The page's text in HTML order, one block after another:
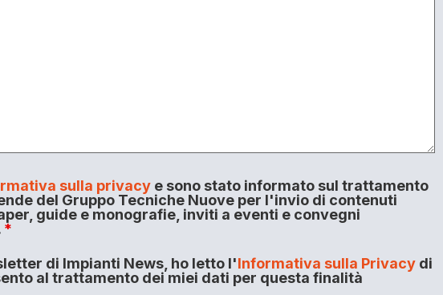
sulla privacye sono stato informato sul trattamento
del Gruppo Tecniche Nuove per l'invio di contenuti
guide e monografie, inviti a eventi e convegni
*
di Impianti News, ho letto l'Informativa sulla Privacydi
al trattamento dei miei dati per questa finalità